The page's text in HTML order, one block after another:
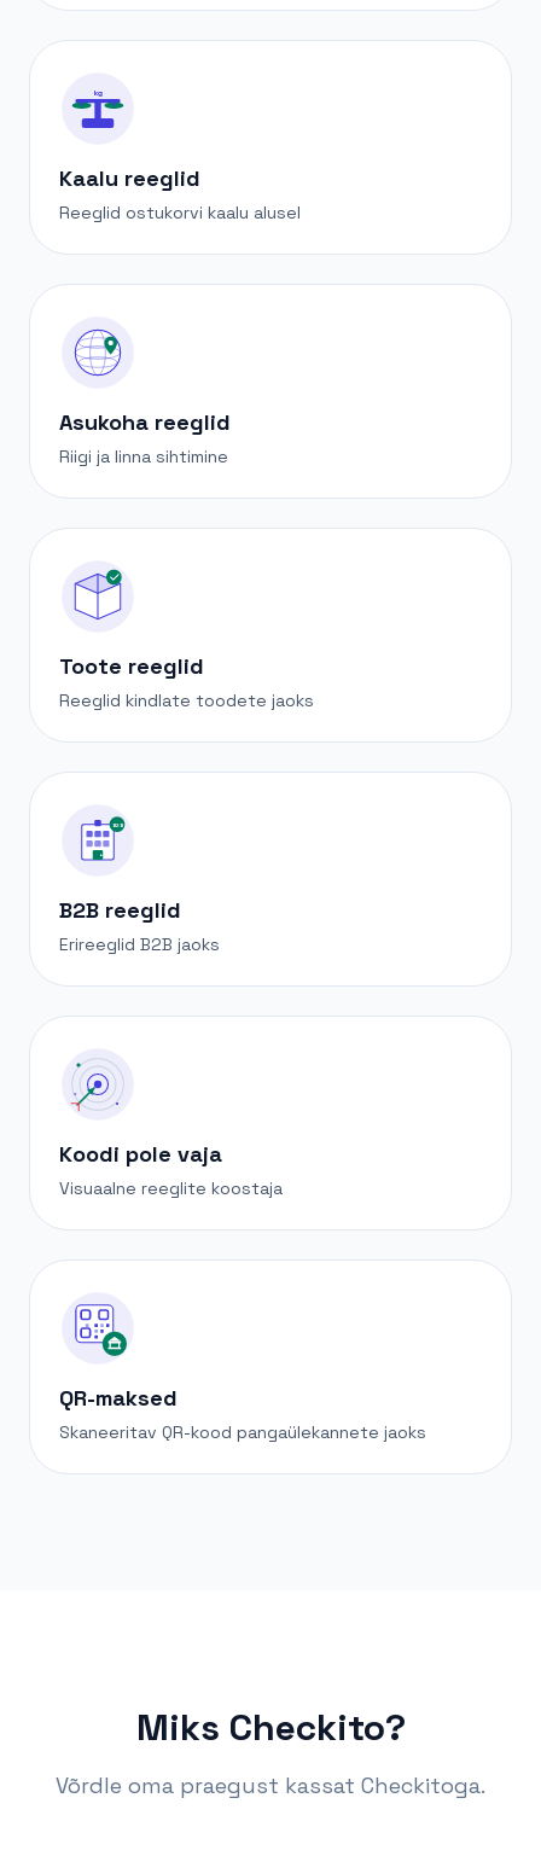
kg
Kaalu reeglid
Reeglid ostukorvi kaalu alusel
Asukoha reeglid
Riigi ja linna sihtimine
Toote reeglid
Reeglid kindlate toodete jaoks
B2B
B2B reeglid
Erireeglid B2B jaoks
Koodi pole vaja
Visuaalne reeglite koostaja
QR-maksed
Skaneeritav QR-kood pangaülekannete jaoks
Miks Checkito?
Võrdle oma praegust kassat Checkitoga.